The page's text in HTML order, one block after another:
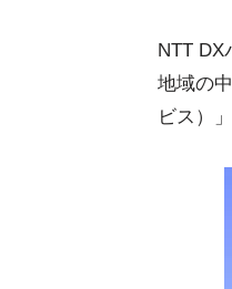
NTT DX
地域の
ビス）